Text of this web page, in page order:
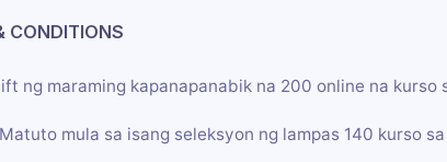
CONDITIONS
ng maraming kapanapanabik na 200 online na kurso
mula sa isang seleksyon ng lampas 140 kurso